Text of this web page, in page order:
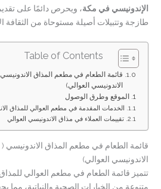
الإندونيسي في مكة، ويحرص دائمًا على
طازجة وتتبيلات أصيلة مستوحاة من الثقافة
Table of Contents
قائمة الطعام في مطعم المذاق الاندونيسي
الاندونيسي العوالي)
الموقع وطرق الوصول
الخدمات المقدمة في مطعم العوالي للمذاق
تقييمات العملاء في مذاق الاندونيسي العوالي
قائمة الطعام في مطعم المذاق الاندونيسي (
الاندونيسي العوالي)
تتميز قائمة الطعام في مطعم العوالي
متنوعة من الخيارات الصحية والنباتية، مما